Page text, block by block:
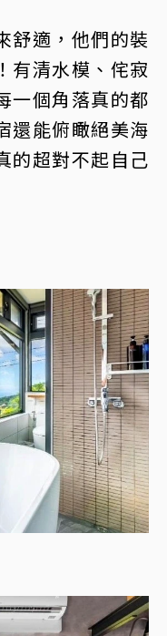
舒適，他們的裝
有清水模、侘寂
一個角落真的都
還能俯瞰絕美海
的超對不起自己